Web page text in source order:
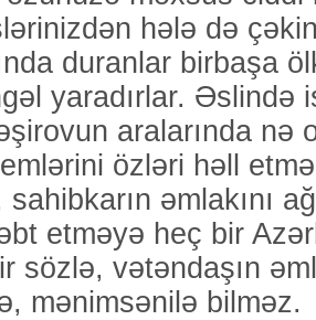
hələ də
duranlar birbaşa
yaradırlar. Əslində
aralarında nə
özləri həll
əmlakını
etməyə heç bir
sözlə, vətəndaşın
mənimsənilə bilməz.